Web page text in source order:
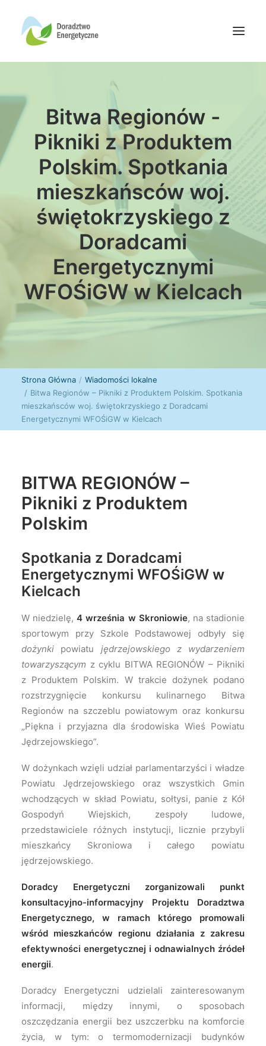
Aktualności
Wydarzenia
Oferta finansowania
Wiedza
Media
Kontakt
Wyszukiwanie
Bitwa Regionów -
Pikniki z Produktem
Polskim. Spotkania
mieszkańsców woj.
świętokrzyskiego z
Doradcami
Energetycznymi
WFOŚiGW w Kielcach
Strona Główna
Wiadomości lokalne
Bitwa Regionów – Pikniki z Produktem Polskim. Spotkania
mieszkańsców woj. świętokrzyskiego z Doradcami
Energetycznymi WFOŚiGW w Kielcach
BITWA REGIONÓW –
Pikniki z Produktem
Polskim
Spotkania z Doradcami
Energetycznymi WFOŚiGW w
Kielcach
W niedzielę,4 września w Skroniowie, na stadionie
sportowym przy Szkole Podstawowej odbyły się
dożynki powiatu jędrzejowskiego z wydarzeniem
towarzyszącym z cyklu BITWA REGIONÓW – Pikniki
z Produktem Polskim. W trakcie dożynek podano
rozstrzygnięcie konkursu kulinarnego Bitwa
Regionów na szczeblu powiatowym oraz konkursu
„Piękna i przyjazna dla środowiska Wieś Powiatu
Jędrzejowskiego”.
W dożynkach wzięli udział parlamentarzyści i władze
Powiatu Jędrzejowskiego oraz wszystkich Gmin
wchodzących w skład Powiatu, sołtysi, panie z Kół
Gospodyń Wiejskich, zespoły ludowe,
przedstawiciele różnych instytucji, licznie przybyli
mieszkańcy Skroniowa i całego powiatu
jędrzejowskiego.
Doradcy Energetyczni zorganizowali punkt
konsultacyjno-informacyjny Projektu Doradztwa
Energetycznego, w ramach którego promowali
wśród mieszkańców regionu działania z zakresu
efektywności energetycznej i odnawialnych źródeł
energii.
Doradcy Energetyczni udzielali zainteresowanym
informacji, między innymi, o sposobach
oszczędzania energii bez uszczerbku na komforcie
życia, w tym: o termomodernizacji budynków